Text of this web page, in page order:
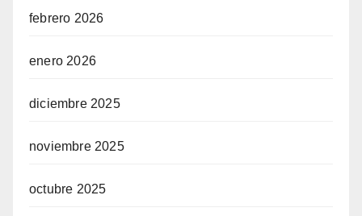
febrero 2026
enero 2026
diciembre 2025
noviembre 2025
octubre 2025